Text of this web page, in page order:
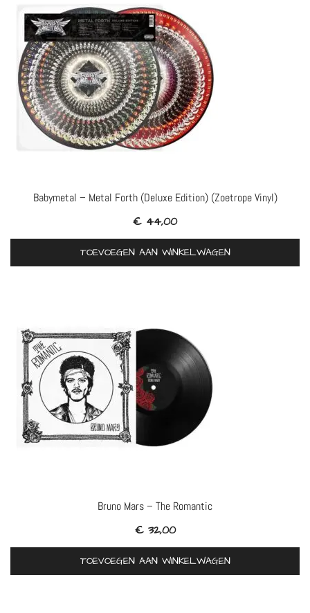
Babymetal – Metal Forth (Deluxe Edition) (Zoetrope Vinyl)
€ 44,00
TOEVOEGEN AAN WINKELWAGEN
Bruno Mars – The Romantic
€32,00
TOEVOEGEN AAN WINKELWAGEN